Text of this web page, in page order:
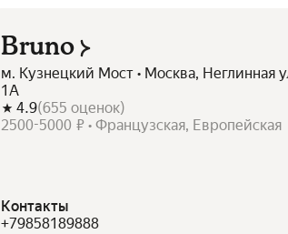
Bruno
м. Кузнецкий Мост • Москва, Неглинная
1А
4.9(655 оценок)
2500-5000 ₽ • Французская, Европейская
Контакты
+79858189888